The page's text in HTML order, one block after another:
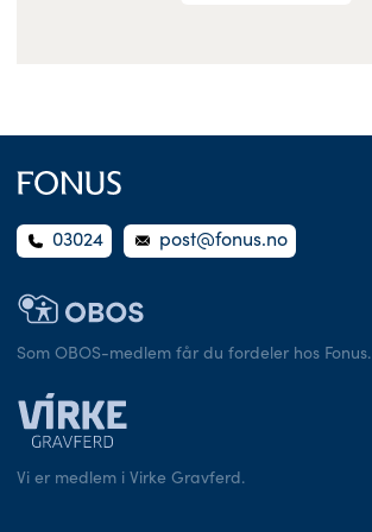
03024 post@fonus.no
Som OBOS-medlem får du fordeler hos Fonus.
Vi er medlem i Virke Gravferd.